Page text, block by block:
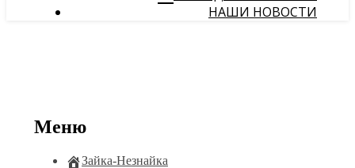
НАШИ НОВОСТИ
Меню
Зайка-Незнайка